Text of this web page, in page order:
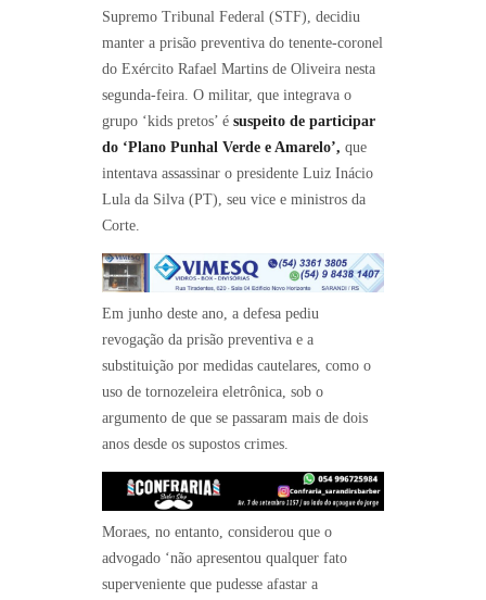
Supremo Tribunal Federal (STF), decidiu
manter a prisão preventiva do tenente-coronel
do Exército Rafael Martins de Oliveira nesta
segunda-feira. O militar, que integrava o
grupo ‘kids pretos’ é suspeito de participar
do ‘Plano Punhal Verde e Amarelo’, que
intentava assassinar o presidente Luiz Inácio
Lula da Silva (PT), seu vice e ministros da
Corte.
Em junho deste ano, a defesa pediu
revogação da prisão preventiva e a
substituição por medidas cautelares, como o
uso de tornozeleira eletrônica, sob o
argumento de que se passaram mais de dois
anos desde os supostos crimes.
Moraes, no entanto, considerou que o
advogado ‘não apresentou qualquer fato
superveniente que pudesse afastar a